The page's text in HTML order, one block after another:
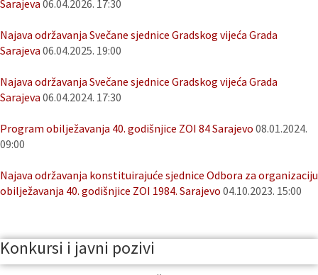
Sarajeva 06.04.2026. 17:30
Najava održavanja Svečane sjednice Gradskog vijeća Grada
Sarajeva 06.04.2025. 19:00
Najava održavanja Svečane sjednice Gradskog vijeća Grada
Sarajeva 06.04.2024. 17:30
Program obilježavanja 40. godišnjice ZOI 84 Sarajevo 08.01.2024.
09:00
Najava održavanja konstituirajuće sjednice Odbora za organizaciju
obilježavanja 40. godišnjice ZOI 1984. Sarajevo 04.10.2023. 15:00
Konkursi i javni pozivi